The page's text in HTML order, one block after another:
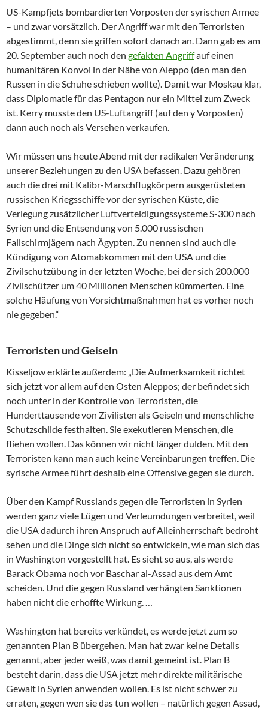
US-Kampfjets bombardierten Vorposten der syrischen Armee
– und zwar vorsätzlich. Der Angriff war mit den Terroristen
abgestimmt, denn sie griffen sofort danach an. Dann gab es am
20. September auch noch den gefakten Angriffauf einen
humanitären Konvoi in der Nähe von Aleppo (den man den
Russen in die Schuhe schieben wollte). Damit war Moskau klar,
dass Diplomatie für das Pentagon nur ein Mittel zum Zweck
ist. Kerry musste den US-Luftangriff (auf den y Vorposten)
dann auch noch als Versehen verkaufen.
Wir müssen uns heute Abend mit der radikalen Veränderung
unserer Beziehungen zu den USA befassen. Dazu gehören
auch die drei mit Kalibr-Marschflugkörpern ausgerüsteten
russischen Kriegsschiffe vor der syrischen Küste, die
Verlegung zusätzlicher Luftverteidigungssysteme S-300 nach
Syrien und die Entsendung von 5.000 russischen
Fallschirmjägern nach Ägypten. Zu nennen sind auch die
Kündigung von Atomabkommen mit den USA und die
Zivilschutzübung in der letzten Woche, bei der sich 200.000
Zivilschützer um 40 Millionen Menschen kümmerten. Eine
solche Häufung von Vorsichtmaßnahmen hat es vorher noch
nie gegeben.“
Terroristen und Geiseln
Kisseljow erklärte außerdem: „Die Aufmerksamkeit richtet
sich jetzt vor allem auf den Osten Aleppos; der befindet sich
noch unter in der Kontrolle von Terroristen, die
Hunderttausende von Zivilisten als Geiseln und menschliche
Schutzschilde festhalten. Sie exekutieren Menschen, die
fliehen wollen. Das können wir nicht länger dulden. Mit den
Terroristen kann man auch keine Vereinbarungen treffen. Die
syrische Armee führt deshalb eine Offensive gegen sie durch.
Über den Kampf Russlands gegen die Terroristen in Syrien
werden ganz viele Lügen und Verleumdungen verbreitet, weil
die USA dadurch ihren Anspruch auf Alleinherrschaft bedroht
sehen und die Dinge sich nicht so entwickeln, wie man sich das
in Washington vorgestellt hat. Es sieht so aus, als werde
Barack Obama noch vor Baschar al-Assad aus dem Amt
scheiden. Und die gegen Russland verhängten Sanktionen
haben nicht die erhoffte Wirkung. …
Washington hat bereits verkündet, es werde jetzt zum so
genannten Plan B übergehen. Man hat zwar keine Details
genannt, aber jeder weiß, was damit gemeint ist. Plan B
besteht darin, dass die USA jetzt mehr direkte militärische
Gewalt in Syrien anwenden wollen. Es ist nicht schwer zu
erraten, gegen wen sie das tun wollen – natürlich gegen Assad,